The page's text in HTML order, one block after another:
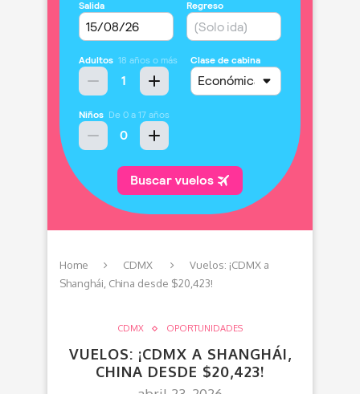
Home CDMX
Vuelos: ¡CDMX a
Shanghái, China desde $20,423!
CDMX OPORTUNIDADES
VUELOS: ¡CDMX A SHANGHÁI,
CHINA DESDE $20,423!